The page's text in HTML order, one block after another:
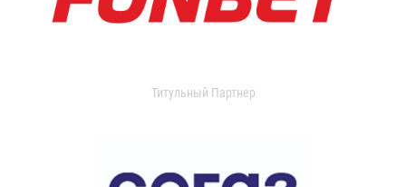
Титульный Партнер